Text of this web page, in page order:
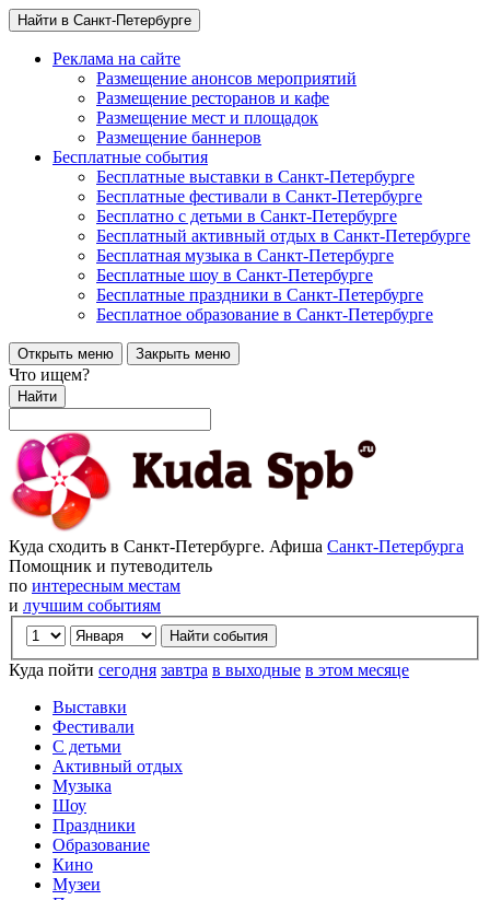
Найти в Санкт-Петербурге
Реклама на сайте
Размещение анонсов мероприятий
Размещение ресторанов и кафе
Размещение мест и площадок
Размещение баннеров
Бесплатные события
Бесплатные выставки в Санкт-Петербурге
Бесплатные фестивали в Санкт-Петербурге
Бесплатно с детьми в Санкт-Петербурге
Бесплатный активный отдых в Санкт-Петербурге
Бесплатная музыка в Санкт-Петербурге
Бесплатные шоу в Санкт-Петербурге
Бесплатные праздники в Санкт-Петербурге
Бесплатное образование в Санкт-Петербурге
Открыть меню Закрыть меню
Что ищем?
Найти
Куда сходить в Санкт-Петербурге. Афиша Санкт-Петербурга
Помощник и путеводитель
по интересным местам
и лучшим событиям
Куда пойти сегодня завтра в выходные в этом месяце
Выставки
Фестивали
С детьми
Активный отдых
Музыка
Шоу
Праздники
Образование
Кино
Музеи